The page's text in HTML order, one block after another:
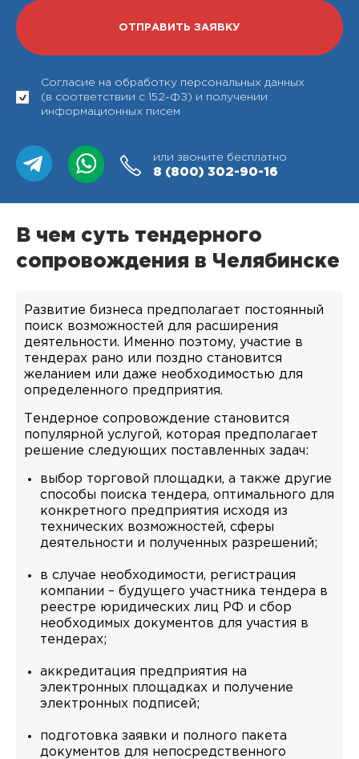
Согласие на обработку персональных данных
(в соответствии с 152-ФЗ) и получении
информационных писем
или звоните бесплатно
8 (800) 302-90-16
В чем суть тендерного
сопровождения в Челябинске
Развитие бизнеса предполагает постоянный
поиск возможностей для расширения
деятельности. Именно поэтому, участие в
тендерах рано или поздно становится
желанием или даже необходимостью для
определенного предприятия.
Тендерное сопровождение становится
популярной услугой, которая предполагает
решение следующих поставленных задач:
выбор торговой площадки, а также другие
способы поиска тендера, оптимального для
конкретного предприятия исходя из
технических возможностей, сферы
деятельности и полученных разрешений;
в случае необходимости, регистрация
компании – будущего участника тендера в
реестре юридических лиц РФ и сбор
необходимых документов для участия в
тендерах;
аккредитация предприятия на
электронных площадках и получение
электронных подписей;
подготовка заявки и полного пакета
документов для непосредственного